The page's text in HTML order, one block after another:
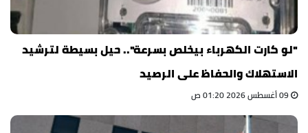
"لو كارت الكهرباء بيخلص بسرعة".. حيل بسيطة لترشيد
الاستهلاك والحفاظ على الرصيد